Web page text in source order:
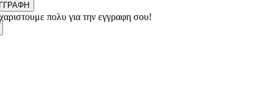
πολυ για την εγγραφη σου!